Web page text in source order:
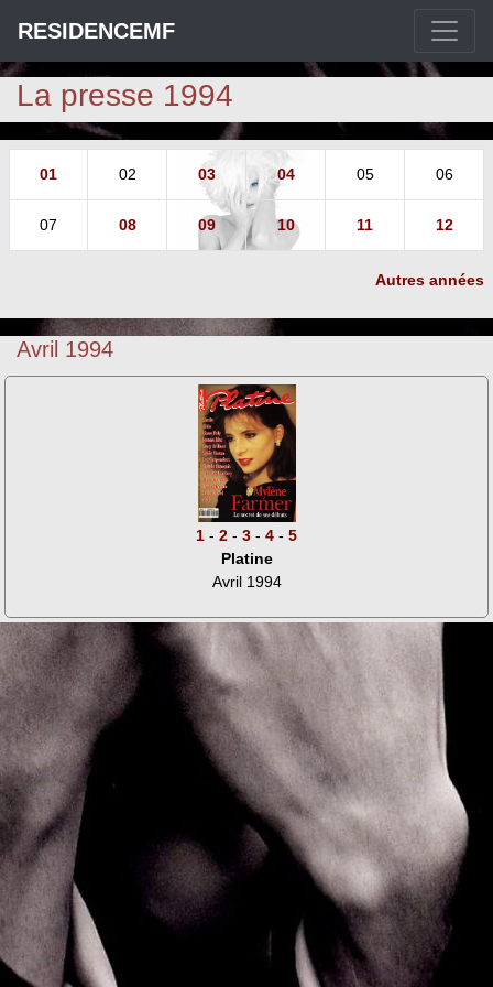
RESIDENCEMF
La presse 1994
01 02 03 04 05 06
07 08 09 10 11 12
Autres années
Avril 1994
1 - 2 - 3 - 4 - 5
Platine
Avril 1994